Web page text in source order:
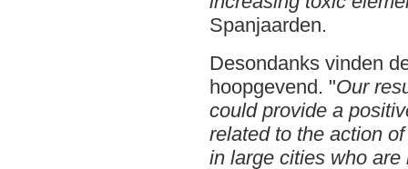
Spanjaarden.
Desondanks vinden
hoopgevend. "Our
could provide a
related to the action
in large cities who